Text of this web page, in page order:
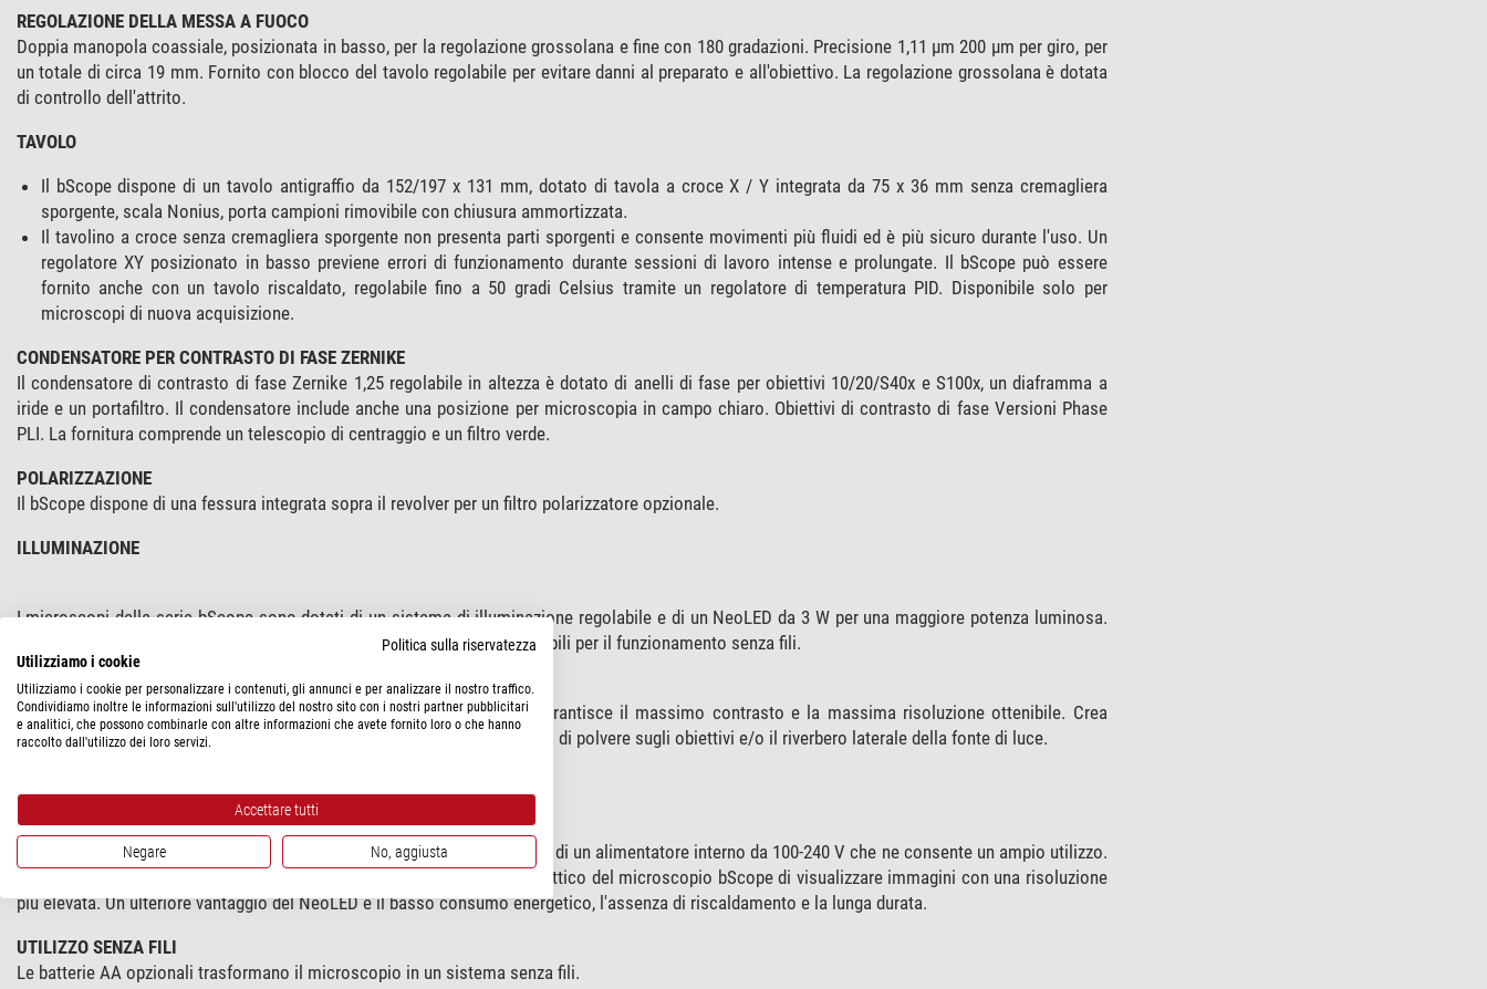
REGOLAZIONE DELLA MESSA A FUOCO
Doppia manopola coassiale, posizionata in basso, per la regolazione grossolana e fine con 180 gradazioni. Precisione 1,11 µm 200 µm per giro, per
un totale di circa 19 mm. Fornito con blocco del tavolo regolabile per evitare danni al preparato e all'obiettivo. La regolazione grossolana è dotata
di controllo dell'attrito.
TAVOLO
Il bScope dispone di un tavolo antigraffio da 152/197 x 131 mm, dotato di tavola a croce X / Y integrata da 75 x 36 mm senza cremagliera
sporgente, scala Nonius, porta campioni rimovibile con chiusura ammortizzata.
Il tavolino a croce senza cremagliera sporgente non presenta parti sporgenti e consente movimenti più fluidi ed è più sicuro durante l'uso. Un
regolatore XY posizionato in basso previene errori di funzionamento durante sessioni di lavoro intense e prolungate. Il bScope può essere
fornito anche con un tavolo riscaldato, regolabile fino a 50 gradi Celsius tramite un regolatore di temperatura PID. Disponibile solo per
microscopi di nuova acquisizione.
CONDENSATORE PER CONTRASTO DI FASE ZERNIKE
Il condensatore di contrasto di fase Zernike 1,25 regolabile in altezza è dotato di anelli di fase per obiettivi 10/20/S40x e S100x, un diaframma a
iride e un portafiltro. Il condensatore include anche una posizione per microscopia in campo chiaro. Obiettivi di contrasto di fase Versioni Phase
PLI. La fornitura comprende un telescopio di centraggio e un filtro verde.
POLARIZZAZIONE
Il bScope dispone di una fessura integrata sopra il revolver per un filtro polarizzatore opzionale.
ILLUMINAZIONE
I microscopi della serie bScope sono dotati di un sistema di illuminazione regolabile e di un NeoLED da 3 W per una maggiore potenza luminosa.
Opzionalmente, il microscopio può essere fornito con 3 batterie ricaricabili per il funzionamento senza fili.
ILLUMINAZIONE KÖHLER
L'illuminazione Köhler per tutti i modelli IOS con correzione infinita garantisce il massimo contrasto e la massima risoluzione ottenibile. Crea
un'illuminazione uniforme del campione ed elimina qualsiasi interferenza di polvere sugli obiettivi e/o il riverbero laterale della fonte di luce.
ILLUMINAZIONE NEOLED™
L'illuminazione a trasmissione Köhler NEOLED regolabile da 3 W dispone di un alimentatore interno da 100-240 V che ne consente un ampio utilizzo.
L'innovativo NeoLED offre aperture più grandi, consentendo al sistema ottico del microscopio bScope di visualizzare immagini con una risoluzione
più elevata. Un ulteriore vantaggio del NeoLED è il basso consumo energetico, l'assenza di riscaldamento e la lunga durata.
UTILIZZO SENZA FILI
Le batterie AA opzionali trasformano il microscopio in un sistema senza fili.
Politica sulla riservatezza
Utilizziamo i cookie
Utilizziamo i cookie per personalizzare i contenuti, gli annunci e per analizzare il nostro traffico.
Condividiamo inoltre le informazioni sull'utilizzo del nostro sito con i nostri partner pubblicitari
e analitici, che possono combinarle con altre informazioni che avete fornito loro o che hanno
raccolto dall'utilizzo dei loro servizi.
Accettare tutti
Negare No, aggiusta